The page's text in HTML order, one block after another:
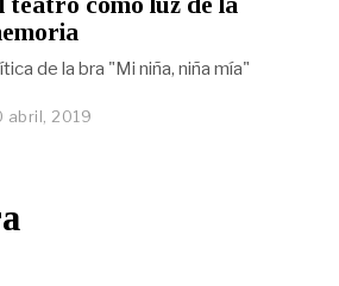
de la bra "Mi niña, niña mía"
abril, 2019